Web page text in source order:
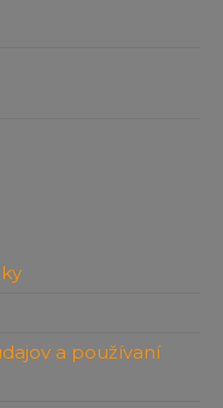
a používaní